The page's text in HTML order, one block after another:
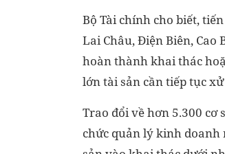
Bộ Tài chính cho biết,
Lai Châu, Điện Biên, Cao
hoàn thành khai thác
lớn tài sản cần tiếp tục xử
Trao đổi về hơn 5.300 cơ
chức quản lý kinh doanh